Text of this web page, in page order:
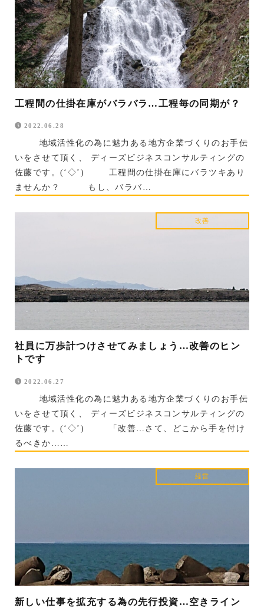
工程間の仕掛在庫がバラバラ…工程毎の同期が？
2022.06.28
地域活性化の為に魅力ある地方企業づくりのお手伝
いをさせて頂く、 ディーズビジネスコンサルティングの
佐藤です。(‘◇’)ゞ 工程間の仕掛在庫にバラツキあり
ませんか？ もし、バラバ…
社員に万歩計つけさせてみましょう…改善のヒン
トです
改善
2022.06.27
地域活性化の為に魅力ある地方企業づくりのお手伝
いをさせて頂く、 ディーズビジネスコンサルティングの
佐藤です。(‘◇’)ゞ 「改善…さて、どこから手を付け
るべきか……
新しい仕事を拡充する為の先行投資…空きライン
経営